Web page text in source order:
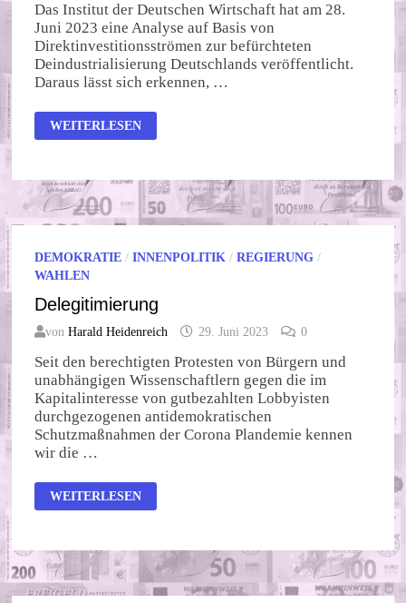
Das Institut der Deutschen Wirtschaft hat am 28.
Juni 2023 eine Analyse auf Basis von
Direktinvestitionsströmen zur befürchteten
Deindustrialisierung Deutschlands veröffentlicht.
Daraus lässt sich erkennen, …
GÜRTEL
ENGER
DAS
SEIN?
WEITERLESEN
DEMOKRATIE /INNENPOLITIK /REGIERUNG /
WAHLEN
Delegitimierung
vonHarald Heidenreich 29. Juni 2023 0
Seit den berechtigten Protesten von Bürgern und
unabhängigen Wissenschaftlern gegen die im
Kapitalinteresse von gutbezahlten Lobbyisten
durchgezogenen antidemokratischen
Schutzmaßnahmen der Corona Plandemie kennen
wir die …
DELEGITIMIERUNG
WEITERLESEN